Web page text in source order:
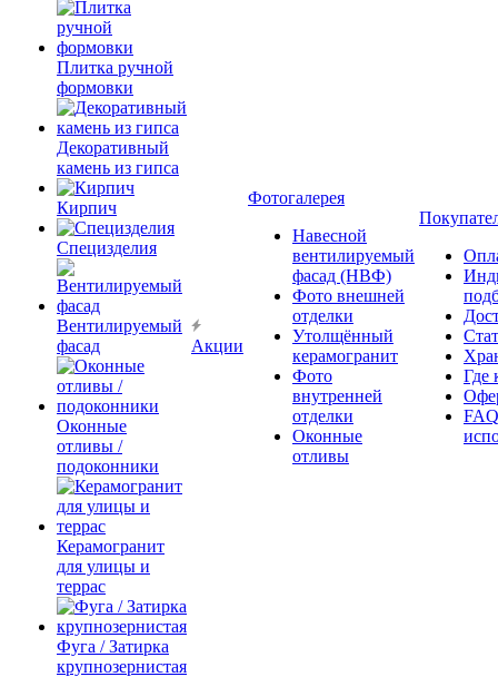
Плитка ручной
формовки
Декоративный
камень из гипса
Кирпич
Специзделия
Вентилируемый
фасад
Оконные
отливы /
подоконники
Керамогранит
для улицы и
террас
Фуга / Затирка
крупнозернистая
Акции
Фотогалерея
Навесной
вентилируемый
фасад (НВФ)
Фото внешней
отделки
Утолщённый
керамогранит
Фото
внутренней
отделки
Оконные
отливы
Где